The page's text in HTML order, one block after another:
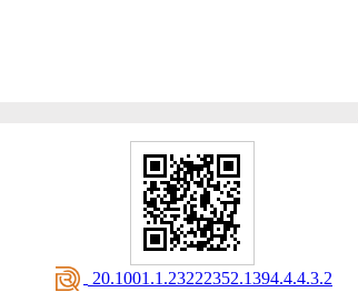
‎ 20.1001.1.23222352.1394.4.4.3.2